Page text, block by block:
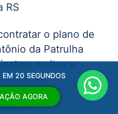
RS
o plano de
da Patrulha
multas e
os
20 SEGUNDOS
AGORA